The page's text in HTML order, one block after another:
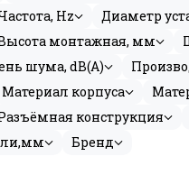
Hz Диаметр
монтажная, мм
шума, dB(A)
Материал корпуса
конструкция
Бренд